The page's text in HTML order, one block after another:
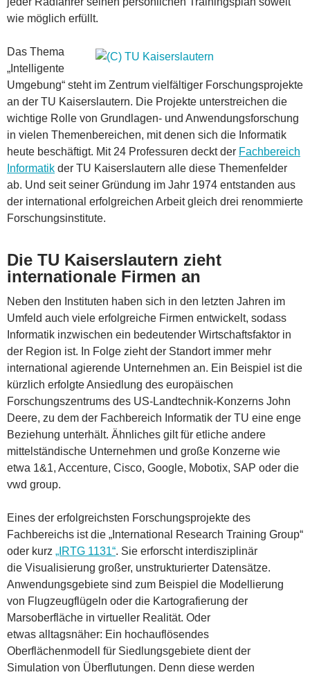
wie möglich erfüllt.
Das Thema
„Intelligente
Umgebung“ steht im Zentrum vielfältiger Forschungsprojekte
an der TU Kaiserslautern. Die Projekte unterstreichen die
wichtige Rolle von Grundlagen- und Anwendungsforschung
in vielen Themenbereichen, mit denen sich die Informatik
heute beschäftigt. Mit 24 Professuren deckt der Fachbereich
Informatik der TU Kaiserslautern alle diese Themenfelder
ab. Und seit seiner Gründung im Jahr 1974 entstanden aus
der international erfolgreichen Arbeit gleich drei renommierte
Forschungsinstitute.
Die TU Kaiserslautern zieht
internationale Firmen an
Neben den Instituten haben sich in den letzten Jahren im
Umfeld auch viele erfolgreiche Firmen entwickelt, sodass
Informatik inzwischen ein bedeutender Wirtschaftsfaktor in
der Region ist. In Folge zieht der Standort immer mehr
international agierende Unternehmen an. Ein Beispiel ist die
kürzlich erfolgte Ansiedlung des europäischen
Forschungszentrums des US-Landtechnik-Konzerns John
Deere, zu dem der Fachbereich Informatik der TU eine enge
Beziehung unterhält. Ähnliches gilt für etliche andere
mittelständische Unternehmen und große Konzerne wie
etwa 1&1, Accenture, Cisco, Google, Mobotix, SAP oder die
vwd group.
Eines der erfolgreichsten Forschungsprojekte des
Fachbereichs ist die „International Research Training Group“
oder kurz „IRTG 1131“. Sie erforscht interdisziplinär
die Visualisierung großer, unstrukturierter Datensätze.
Anwendungsgebiete sind zum Beispiel die Modellierung
von Flugzeugflügeln oder die Kartografierung der
Marsoberfläche in virtueller Realität. Oder
etwas alltagsnäher: Ein hochauflösendes
Oberflächenmodell für Siedlungsgebiete dient der
Simulation von Überflutungen. Denn diese werden